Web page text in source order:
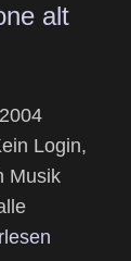
alt
Login,
Musik